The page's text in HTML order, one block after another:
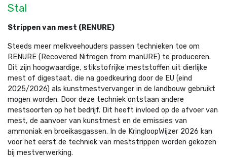
Stal
Strippen van mest (RENURE)
Steeds meer melkveehouders passen technieken toe om
RENURE (Recovered Nitrogen from manURE) te produceren.
Dit zijn hoogwaardige, stikstofrijke meststoffen uit dierlijke
mest of digestaat, die na goedkeuring door de EU (eind
2025/2026) als kunstmestvervanger in de landbouw gebruikt
mogen worden. Door deze techniek ontstaan andere
mestsoorten op het bedrijf. Dit heeft invloed op de afvoer van
mest, de aanvoer van kunstmest en de emissies van
ammoniak en broeikasgassen. In de KringloopWijzer 2026 kan
voor het eerst de techniek van meststrippen worden gekozen
bij mestverwerking.